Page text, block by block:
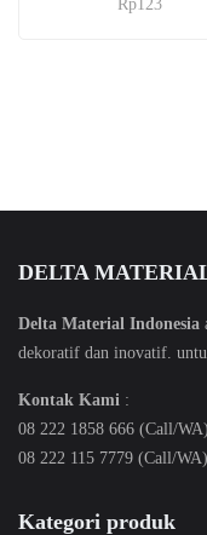
5.00
Rp123
DELTA
Delta Material Indonesia
dekoratif dan inovatif.
Kontak Kami :
08 222 1858 666 (Call/WA)
08 222 115 7779 (Call/WA)
Kategori produk